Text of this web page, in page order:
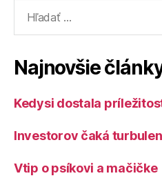
Najnovšie
Kedysi dostala
Investorov čaká
Vtip o psíkovi a mačičke